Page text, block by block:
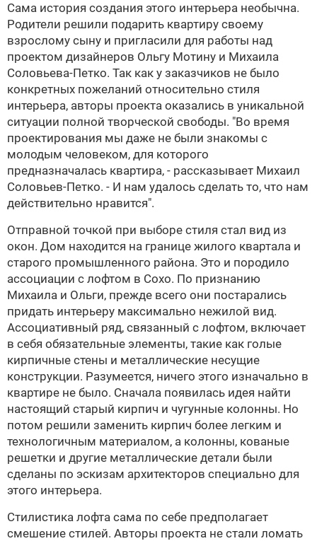
Сама история создания этого интерьера необычна.
Родители решили подарить квартиру своему
взрослому сыну и пригласили для работы над
проектом дизайнеров Ольгу Мотину и Михаила
Соловьева-Петко. Так как у заказчиков не было
конкретных пожеланий относительно стиля
интерьера, авторы проекта оказались в уникальной
ситуации полной творческой свободы. "Во время
проектирования мы даже не были знакомы с
молодым человеком, для которого
предназначалась квартира, - рассказывает Михаил
Соловьев-Петко. - И нам удалось сделать то, что нам
действительно нравится".
Отправной точкой при выборе стиля стал вид из
окон. Дом находится на границе жилого квартала и
старого промышленного района. Это и породило
ассоциации с лофтом в Сохо. По признанию
Михаила и Ольги, прежде всего они постарались
придать интерьеру максимально нежилой вид.
Ассоциативный ряд, связанный с лофтом, включает
в себя обязательные элементы, такие как голые
кирпичные стены и металлические несущие
конструкции. Разумеется, ничего этого изначально в
квартире не было. Сначала появилась идея найти
настоящий старый кирпич и чугунные колонны. Но
потом решили заменить кирпич более легким и
технологичным материалом, а колонны, кованые
решетки и другие металлические детали были
сделаны по эскизам архитекторов специально для
этого интерьера.
Стилистика лофта сама по себе предполагает
смешение стилей. Авторы проекта не стали ломать